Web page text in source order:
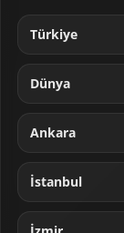
Türkiye
Dünya
Ankara
İstanbul